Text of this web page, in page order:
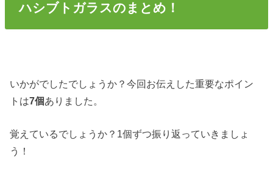
ハシブトガラスのまとめ！
いかがでしたでしょうか？今回お伝えした重要なポイン
トは7個ありました。
覚えているでしょうか？1個ずつ振り返っていきましょ
う！